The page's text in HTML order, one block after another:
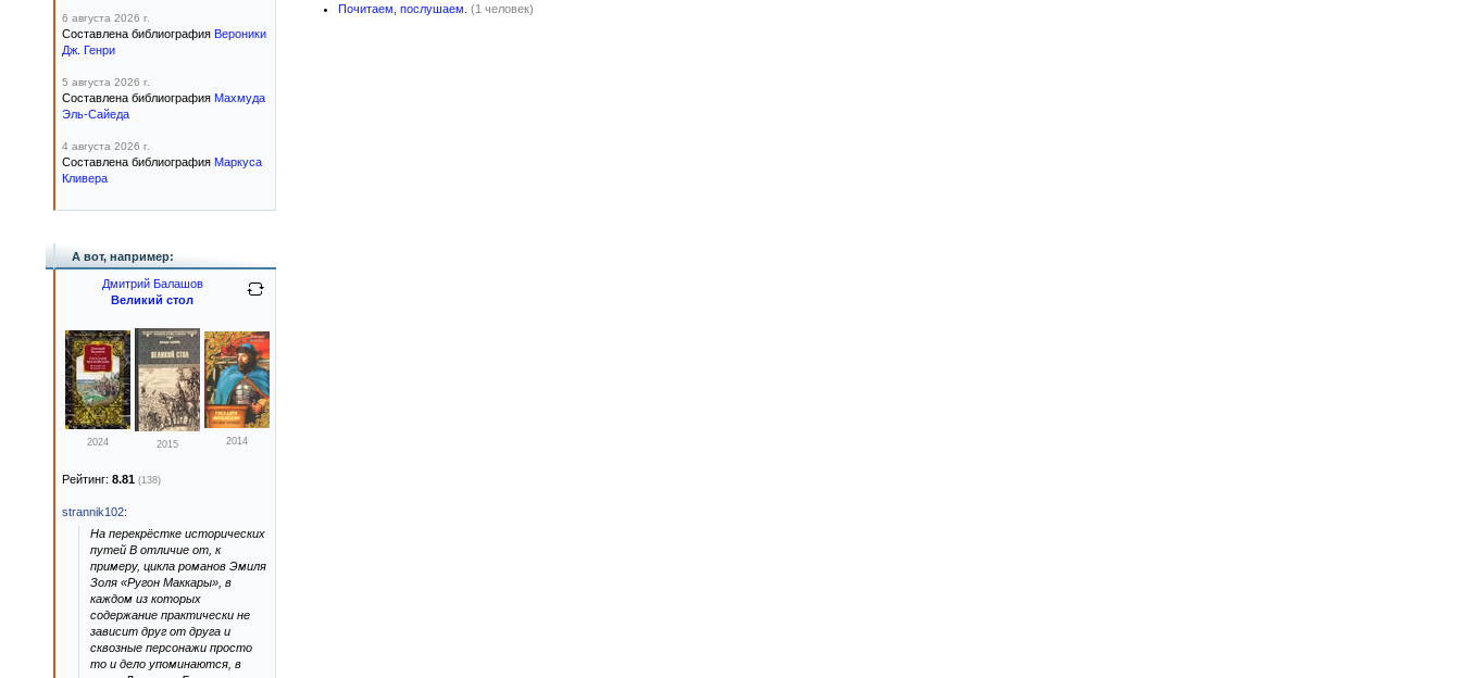
Почитаем, послушаем. (1 человек)
6 августа 2026 г.
Составлена библиография Вероники
Дж. Генри
5 августа 2026 г.
Составлена библиография Махмуда
Эль-Сайеда
4 августа 2026 г.
Составлена библиография Маркуса
Кливера
А вот, например:
Дмитрий Балашов
Великий стол
2024 2015 2014
Рейтинг: 8.81 (138)
strannik102:
На перекрёстке исторических
путей В отличие от, к
примеру, цикла романов Эмиля
Золя «Ругон Маккары», в
каждом из которых
содержание практически не
зависит друг от друга и
сквозные персонажи просто
то и дело упоминаются, в